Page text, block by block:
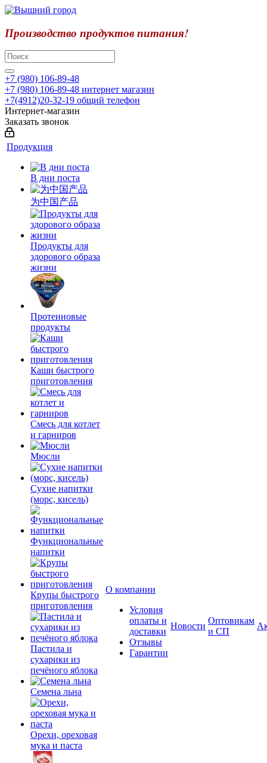
Производство продуктов питания!
+7 (980) 106-89-48
+7 (980) 106-89-48 интернет магазин
+7(4912)20-32-19 общий телефон
Интернет-магазин
Заказать звонок
Продукция
В дни поста
为中国产品
Продукты для
здорового образа
жизни
Протеиновые
продукты
Каши быстрого
приготовления
Смесь для котлет
и гарниров
Мюсли
Сухие напитки
(морс, кисель)
Функциональные
напитки
Крупы быстрого
приготовления
Пастила и
сухарики из
печёного яблока
Семена льна
Орехи, ореховая
мука и паста
О компании
Условия
оплаты и
доставки
Отзывы
Гарантии
Новости
Оптовикам
и СП